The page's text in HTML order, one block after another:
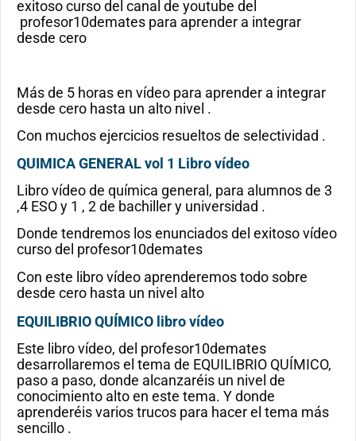
exitoso curso del canal de youtube del
profesor10demates para aprender a integrar
desde cero
Más de 5 horas en vídeo para aprender a integrar
desde cero hasta un alto nivel .
Con muchos ejercicios resueltos de selectividad .
QUIMICA GENERAL vol 1 Libro vídeo
Libro vídeo de química general, para alumnos de 3
,4 ESO y 1 , 2 de bachiller y universidad .
Donde tendremos los enunciados del exitoso vídeo
curso del profesor10demates
Con este libro vídeo aprenderemos todo sobre
desde cero hasta un nivel alto
EQUILIBRIO QUÍMICO libro vídeo
Este libro vídeo, del profesor10demates
desarrollaremos el tema de EQUILIBRIO QUÍMICO,
paso a paso, donde alcanzaréis un nivel de
conocimiento alto en este tema. Y donde
aprenderéis varios trucos para hacer el tema más
sencillo .